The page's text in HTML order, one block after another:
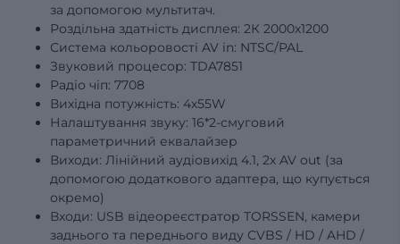
за допомогою мультитач.
Роздільна здатність дисплея: 2К 2000х1200
Система кольоровості AV in: NTSC/PAL
Звуковий процесор: TDA7851
Радіо чіп: 7708
Вихідна потужність: 4х55W
Налаштування звуку: 16*2-смуговий
параметричний еквалайзер
Виходи: Лінійний аудіовихід 4.1, 2x AV out (за
допомогою додаткового адаптера, що купується
окремо)
Входи: USB відеореєстратор TORSSEN, камери
заднього та переднього виду CVBS / HD / AHD /